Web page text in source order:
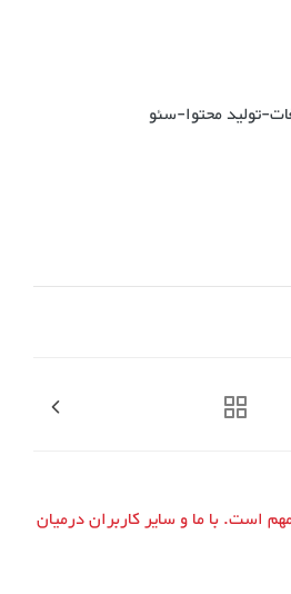
تولید محتوا-سئو
است. با ما و سایر کاربران درمیان